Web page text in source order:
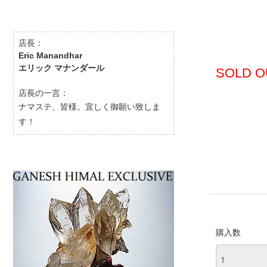
店長：
Eric Manandhar
エリック マナンダール
店長の一言：
ナマステ、皆様。宜しく御願い致しま
す！
SOLD
購入数